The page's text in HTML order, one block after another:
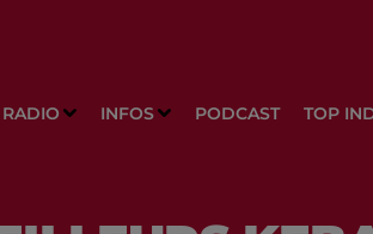
RADIO INFOS PODCAST TOP